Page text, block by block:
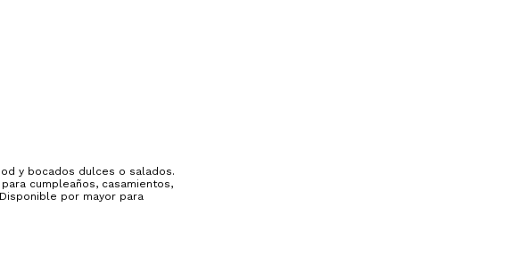
y bocados dulces o salados.
cumpleaños, casamientos,
por mayor para